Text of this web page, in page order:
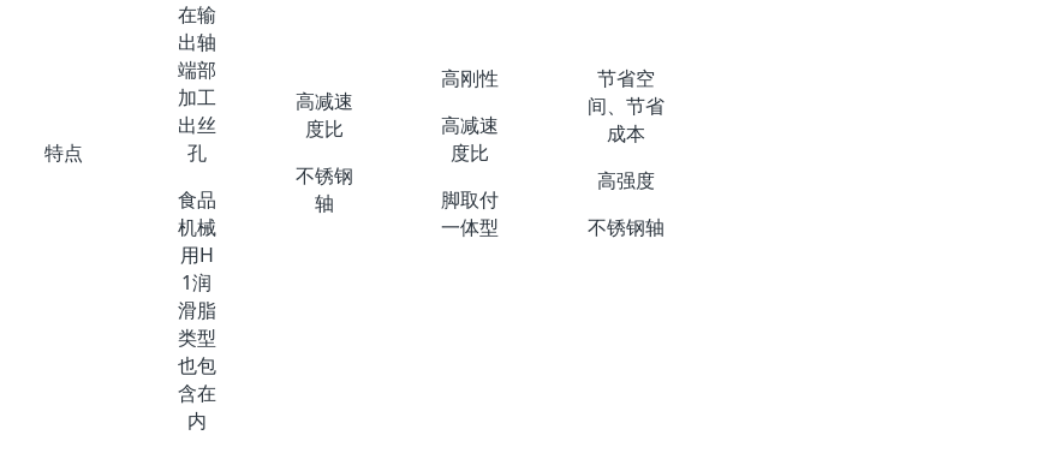
特点
在输
出轴
端部
加工
出丝
孔
食品
机械
用H
1润
滑脂
类型
也包
含在
内
高减速
度比
不锈钢
轴
高刚性
高减速
度比
脚取付
一体型
节省空
间、节省
成本
高强度
不锈钢轴